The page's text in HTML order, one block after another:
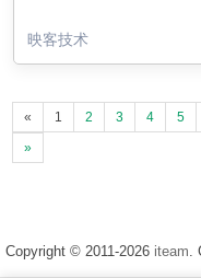
Composition渲染方式需
制，通过源码得知，当视
映客技术
« 1 2 3 4 5
»
Copyright © 2011-2026 iteam